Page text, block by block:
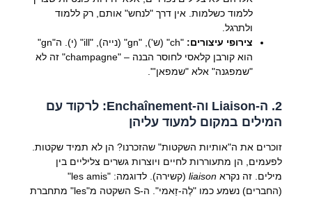
ללמוד כשלמות. אין דרך "לנחש" אותם, רק ללמוד
ולתרגל.
צירופי עיצורים:
"ch" (ש'), "gn" (נייה), "ill" (י). ה"gn"
הוא קורבן קלאסי לחוסר הבנה – "champagne" זה לא
"שמפגנה" אלא "שמפאן'".
2. ה-Liaison וה-Enchaînement: לרקוד עם
המילים במקום למעוד עליהן
זוכרים את ה"אותיות השקטות" שהזכרנו? הן לא תמיד שקטות.
לפעמים, הן מתעוררות לחיים ויוצרות גשרים צליליים בין
מילים. זה נקרא liaison
(קשירה). לדוגמה: "les amis"
(החברים) נשמע כמו "לֶה-זַאמי". ה-S השקטה מ"les" מתחברת